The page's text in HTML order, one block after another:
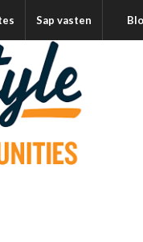
Sap vasten